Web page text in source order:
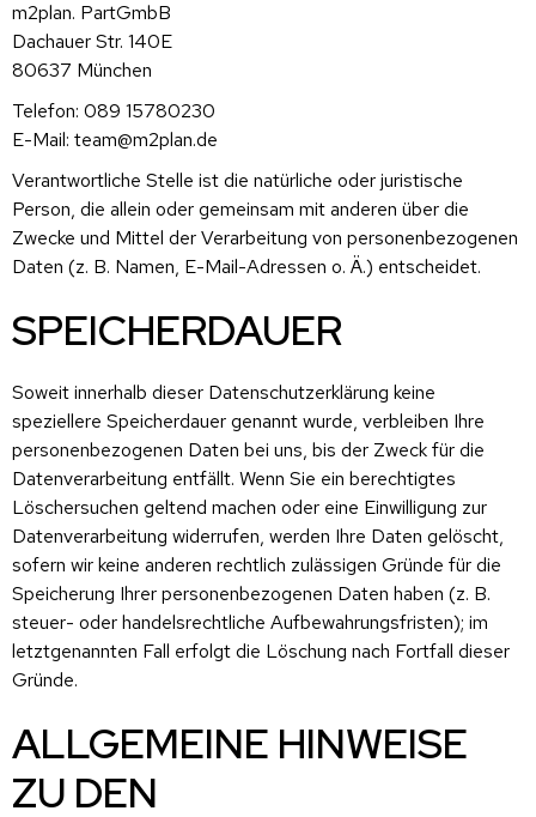
m2plan. PartGmbB
Dachauer Str. 140E
80637 München
Telefon: 089 15780230
E-Mail: team@m2plan.de
Verantwortliche Stelle ist die natürliche oder juristische
Person, die allein oder gemeinsam mit anderen über die
Zwecke und Mittel der Verarbeitung von personenbezogenen
Daten (z. B. Namen, E-Mail-Adressen o. Ä.) entscheidet.
SPEICHERDAUER
Soweit innerhalb dieser Datenschutzerklärung keine
speziellere Speicherdauer genannt wurde, verbleiben Ihre
personenbezogenen Daten bei uns, bis der Zweck für die
Datenverarbeitung entfällt. Wenn Sie ein berechtigtes
Löschersuchen geltend machen oder eine Einwilligung zur
Datenverarbeitung widerrufen, werden Ihre Daten gelöscht,
sofern wir keine anderen rechtlich zulässigen Gründe für die
Speicherung Ihrer personenbezogenen Daten haben (z. B.
steuer- oder handelsrechtliche Aufbewahrungsfristen); im
letztgenannten Fall erfolgt die Löschung nach Fortfall dieser
Gründe.
ALLGEMEINE HINWEISE
ZU DEN